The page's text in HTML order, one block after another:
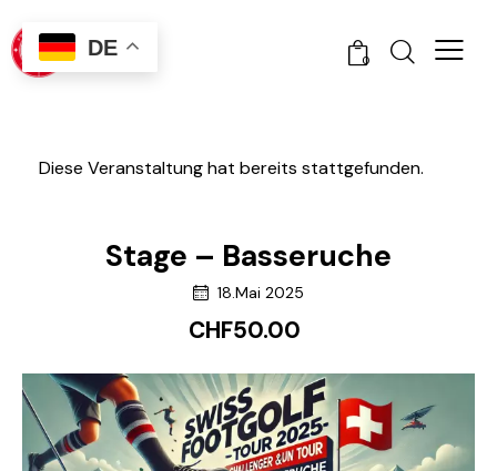
0
Diese Veranstaltung hat bereits stattgefunden.
Stage – Basseruche
18.Mai 2025
CHF50.00
DE